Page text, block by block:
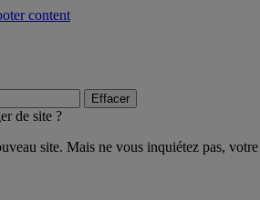
content
Effacer
de site ?
site. Mais ne vous inquiétez pas,